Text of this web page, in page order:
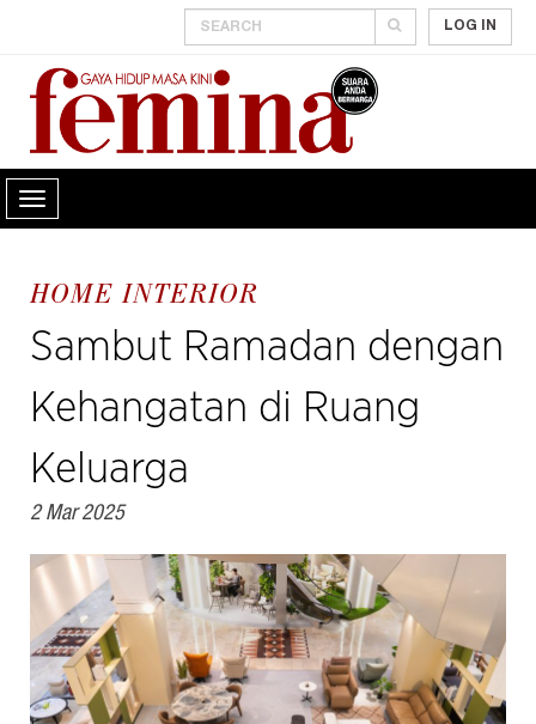
LOG IN
HOME INTERIOR
Sambut Ramadan dengan
Kehangatan di Ruang
Keluarga
2 Mar 2025